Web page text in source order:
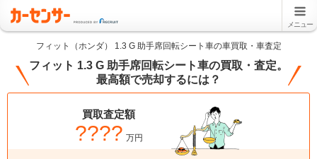
メニュー
フィット（ホンダ） 1.3 G 助手席回転シート車の車買取・車査定
フィット 1.3 G 助手席回転シート車の買取・査定。
最高額で売却するには？
買取査定額
???? 万円